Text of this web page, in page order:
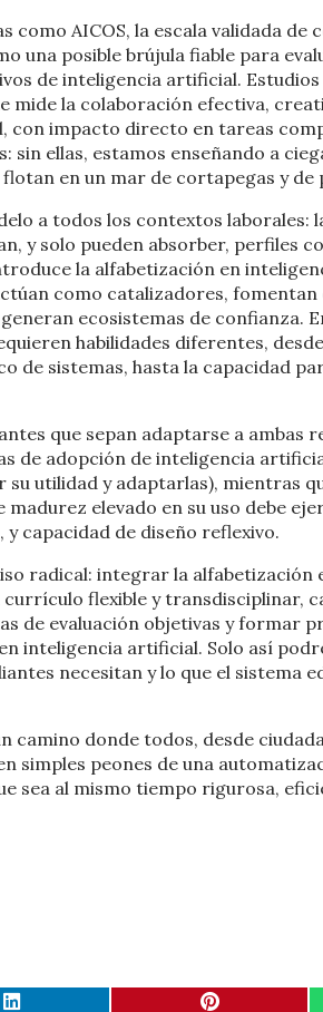
AICOS, la escala validada de
una posible brújula fiable para
de inteligencia artificial.
mide la colaboración efectiva,
impacto directo en tareas
ellas, estamos enseñando a
en un mar de cortapegas y
a todos los contextos laborales:
y solo pueden absorber, perfiles
la alfabetización en
como catalizadores, fomentan
ecosistemas de confianza.
habilidades diferentes,
de sistemas, hasta la capacidad
que sepan adaptarse a ambas
de adopción de inteligencia
utilidad y adaptarlas), mientras
elevado en su uso debe
capacidad de diseño reflexivo.
radical: integrar la alfabetización
flexible y transdisciplinar,
de evaluación objetivas y formar
inteligencia artificial. Solo así
necesitan y lo que el sistema
donde todos, desde
simples peones de una
sea al mismo tiempo rigurosa,